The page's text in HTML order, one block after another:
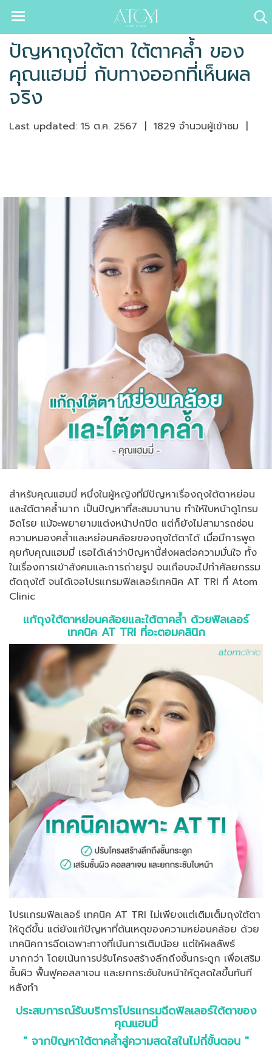
ปัญหาถุงใต้ตา ใต้ตาคล้ำ ของ
คุณแฮมมี่ กับทางออกที่เห็นผล
จริง
Last updated: 15 ต.ค. 2567 | 1829 จำนวนผู้เข้าชม |
สำหรับคุณแฮมมี่ หนึ่งในผู้หญิงที่มีปัญหาเรื่องถุงใต้ตาหย่อน
และใต้ตาคล้ำมาก เป็นปัญหาที่สะสมมานาน ทำให้ใบหน้าดูโทรม
อิดโรย แม้จะพยายามแต่งหน้าปกปิด แต่ก็ยังไม่สามารถซ่อน
ความหมองคล้ำและหย่อนคล้อยของถุงใต้ตาได้ เมื่อมีการพูด
คุยกับคุณแฮมมี่ เธอได้เล่าว่าปัญหานี้ส่งผลต่อความมั่นใจ ทั้ง
ในเรื่องการเข้าสังคมและการถ่ายรูป จนเกือบจะไปทำศัลยกรรม
ตัดถุงใต้ จนได้เจอโปรแกรมฟิลเลอร์เทคนิค AT TRI ที่ Atom
Clinic
แก้ถุงใต้ตาหย่อนคล้อยและใต้ตาคล้ำ ด้วยฟิลเลอร์
เทคนิค AT TRI ที่อะตอมคลินิก
โปรแกรมฟิลเลอร์ เทคนิค AT TRI ไม่เพียงแต่เติมเต็มถุงใต้ตา
ให้ดูดีขึ้น แต่ยังแก้ปัญหาที่ต้นเหตุของความหย่อนคล้อย ด้วย
เทคนิคการฉีดเฉพาะทางที่เน้นการเติมน้อย แต่ให้ผลลัพธ์
มากกว่า โดยเน้นการปรับโครงสร้างลึกถึงชั้นกระดูก เพื่อเสริม
ชั้นผิว ฟื้นฟูคอลลาเจน และยกกระชับใบหน้าให้ดูสดใสขึ้นทันที
หลังทำ
ประสบการณ์รับบริการโปรแกรมฉีดฟิลเลอร์ใต้ตาของ
คุณแฮมมี่
" จากปัญหาใต้ตาคล้ำสู่ความสดใสในไม่กี่ขั้นตอน "